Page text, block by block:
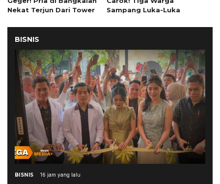
Nekat Terjun Dari Tower
Sampang Luka-Luka
BISNIS
BISNIS 16 jam yang lalu